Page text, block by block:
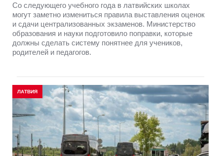
Со следующего учебного года в латвийских школах
могут заметно измениться правила выставления оценок
и сдачи централизованных экзаменов. Министерство
образования и науки подготовило поправки, которые
должны сделать систему понятнее для учеников,
родителей и педагогов.
ЛАТВИЯ